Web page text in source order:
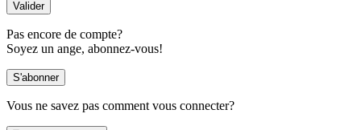
Pas encore de compte?
Soyez un ange, abonnez-vous!
Vous ne savez pas comment vous connecter?